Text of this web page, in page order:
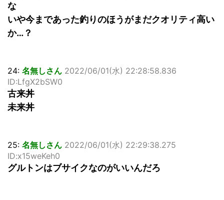
な
いや今まであった釣りのほうがまだクオリティ高い
か…？
24: 名無しさん 2022/06/01(水) 22:28:58.836
ID:LfgX2bSW0
古来丼
未来丼
25: 名無しさん 2022/06/01(水) 22:29:38.275
ID:x15weKeh0
グルトンはブサイクなのがいいんだろ